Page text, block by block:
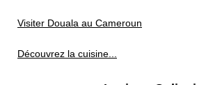
Visiter Douala au Cameroun
Découvrez la cuisine...